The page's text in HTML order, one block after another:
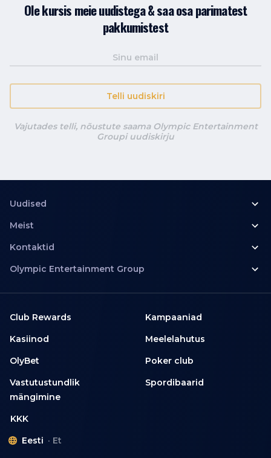
Ole kursis meie uudistega & saa osa parimatest
pakkumistest
Telli uudiskiri
Vajutades telli, nõustute saama Olympic Entertainment
Groupi uudiskirju
Uudised
Meist
Kontaktid
Olympic Entertainment Group
Club Rewards
Kampaaniad
Kasiinod
Meelelahutus
OlyBet
Poker club
Vastutustundlik
mängimine
Spordibaarid
KKK
Eesti
Et